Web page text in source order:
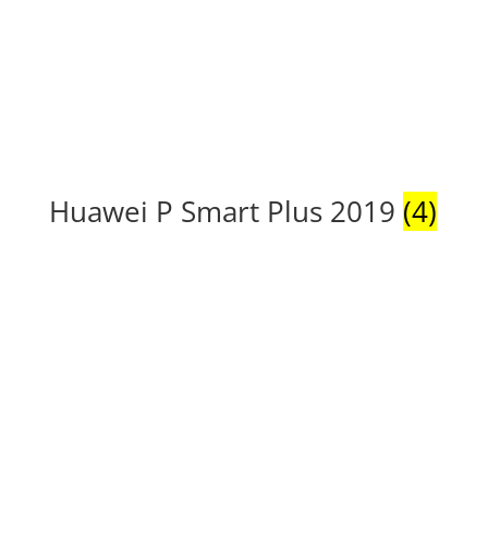
Huawei P Smart Plus 2019 (4)